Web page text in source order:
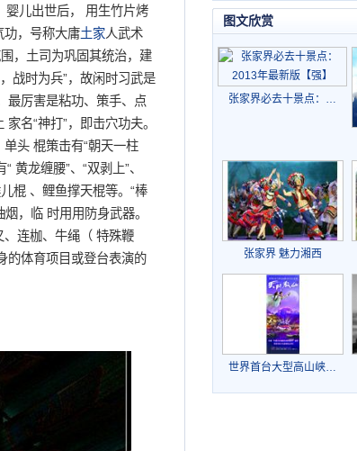
婴儿出世后， 用生竹片烤
功，号称大庸土家人武术
，土司为巩固其统治，建
战时为兵”，故闲时习武是
最厉害是粘功、策手、点
名“神打”，即击穴功夫。
头 棍策击有“朝天一柱
黄龙缠腰”、“双剥上”、
棍 、鲤鱼撑天棍等。“棒
，临 时用用防身武器。
连枷、牛绳（ 特殊鞭
的体育项目或登台表演的
图文欣赏
张家界必去十景点：…
张家界 魅力湘西
世界首台大型高山峡…